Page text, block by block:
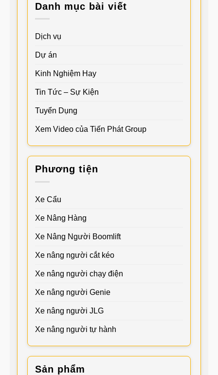
Danh mục bài viết
Dịch vụ
Dự án
Kinh Nghiệm Hay
Tin Tức – Sự Kiện
Tuyển Dụng
Xem Video của Tiến Phát Group
Phương tiện
Xe Cẩu
Xe Nâng Hàng
Xe Nâng Người Boomlift
Xe nâng người cắt kéo
Xe nâng người chạy điện
Xe nâng người Genie
Xe nâng người JLG
Xe nâng người tự hành
Sản phẩm